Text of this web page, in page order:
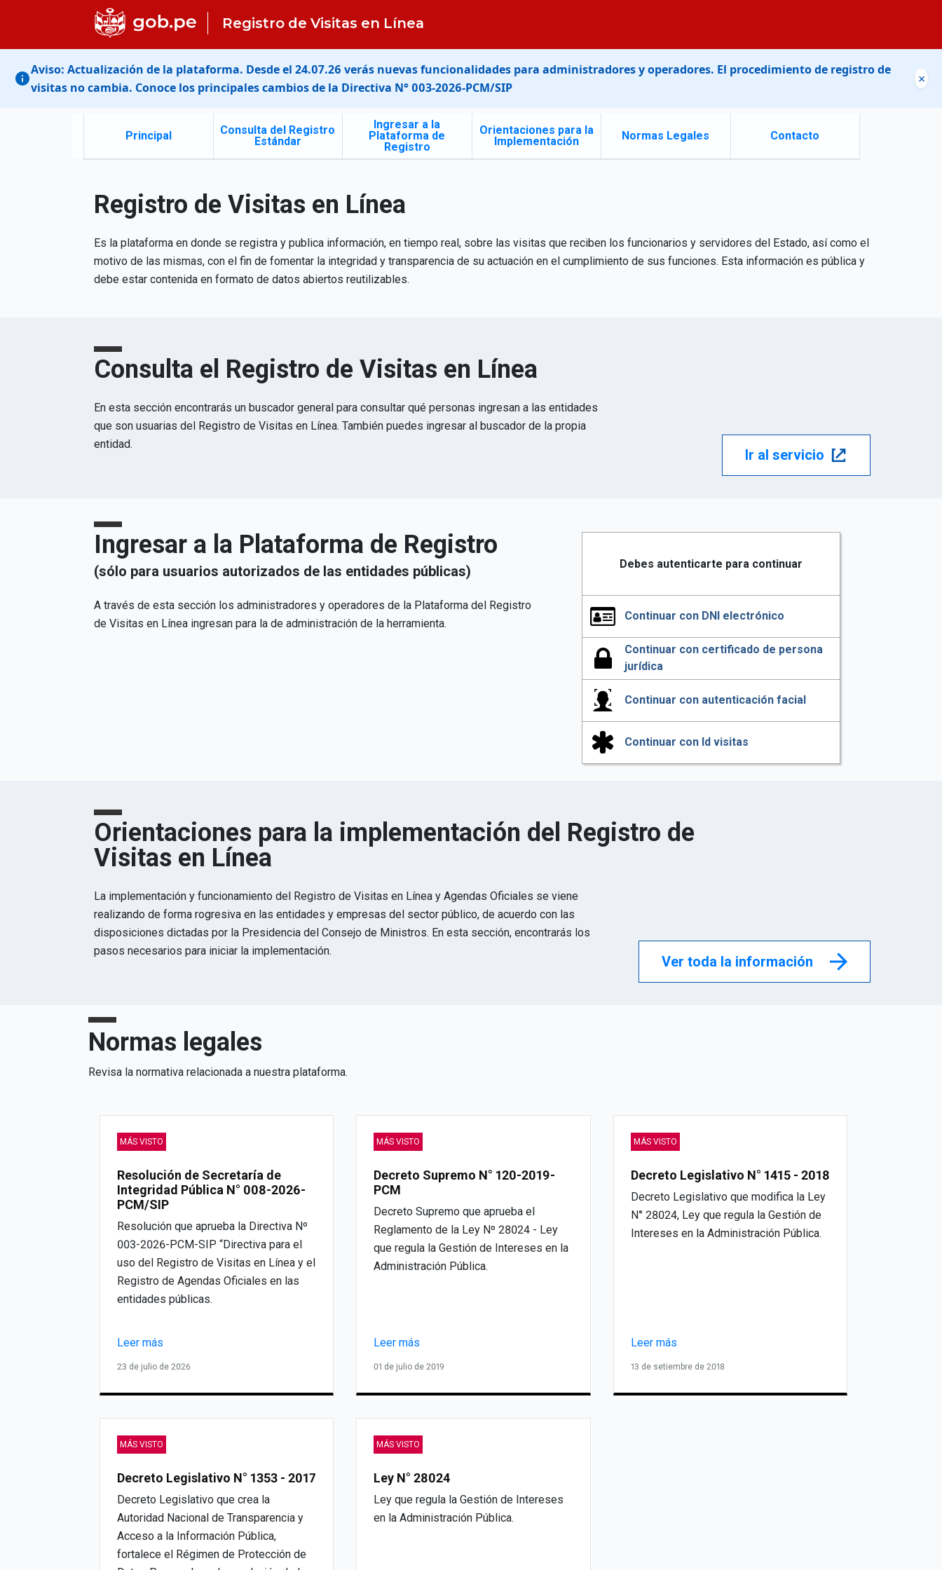
Registro de Visitas en Línea
Aviso: Actualización de la plataforma. Desde el 24.07.26 verás nuevas funcionalidades para administradores y operadores. El procedimiento de registro de
visitas no cambia. Conoce los principales cambios de la Directiva N° 003-2026-PCM/SIP
×
Principal
Consulta del Registro
Estándar
Ingresar a la
Plataforma de
Registro
Orientaciones para la
Implementación
Normas Legales Contacto
Registro de Visitas en Línea
Es la plataforma en donde se registra y publica información, en tiempo real, sobre las visitas que reciben los funcionarios y servidores del Estado, así como el
motivo de las mismas, con el fin de fomentar la integridad y transparencia de su actuación en el cumplimiento de sus funciones. Esta información es pública y
debe estar contenida en formato de datos abiertos reutilizables.
Consulta el Registro de Visitas en Línea
En esta sección encontrarás un buscador general para consultar qué personas ingresan a las entidades
que son usuarias del Registro de Visitas en Línea. También puedes ingresar al buscador de la propia
entidad.
Ir al servicio
Ingresar a la Plataforma de Registro
(sólo para usuarios autorizados de las entidades públicas)
A través de esta sección los administradores y operadores de la Plataforma del Registro
de Visitas en Línea ingresan para la de administración de la herramienta.
Debes autenticarte para continuar
Continuar con DNI electrónico
Continuar con certificado de persona
jurídica
Continuar con autenticación facial
Continuar con Id visitas
Orientaciones para la implementación del Registro de
Visitas en Línea
La implementación y funcionamiento del Registro de Visitas en Línea y Agendas Oficiales se viene
realizando de forma rogresiva en las entidades y empresas del sector público, de acuerdo con las
disposiciones dictadas por la Presidencia del Consejo de Ministros. En esta sección, encontrarás los
pasos necesarios para iniciar la implementación.
Ver toda la información
Normas legales
Revisa la normativa relacionada a nuestra plataforma.
MÁS VISTO
Resolución de Secretaría de
Integridad Pública N° 008-2026-
PCM/SIP
Resolución que aprueba la Directiva Nº
003-2026-PCM-SIP “Directiva para el
uso del Registro de Visitas en Línea y el
Registro de Agendas Oficiales en las
entidades públicas.
Leer más
23 de julio de 2026
MÁS VISTO
Decreto Supremo N° 120-2019-
PCM
Decreto Supremo que aprueba el
Reglamento de la Ley Nº 28024 - Ley
que regula la Gestión de Intereses en la
Administración Pública.
Leer más
01 de julio de 2019
MÁS VISTO
Decreto Legislativo N° 1415 - 2018
Decreto Legislativo que modifica la Ley
N° 28024, Ley que regula la Gestión de
Intereses en la Administración Pública.
Leer más
13 de setiembre de 2018
MÁS VISTO
Decreto Legislativo N° 1353 - 2017
Decreto Legislativo que crea la
Autoridad Nacional de Transparencia y
Acceso a la Información Pública,
fortalece el Régimen de Protección de
MÁS VISTO
Ley N° 28024
Ley que regula la Gestión de Intereses
en la Administración Pública.